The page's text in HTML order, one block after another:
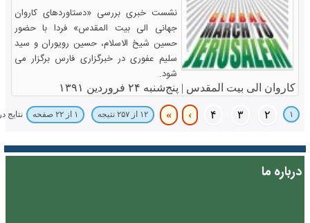
نشست خبری بررسی «دستاوردهای کاروان
جهانی الی بیت المقدس» فردا با حضور
حسین شیخ الاسلام، حسین رویوران و سید
سلیم عفوری در خبرگزاری فارس برگزار می
شود.
کاروان الی بیت المقدس | پنج‌شنبه ۲۴ فروردین ۱۳۹۱
۱ ۲ ۳ ۴ ›
» ۱۲ از ۲۵۷ نتیجه ۱ از ۲۲ صفحه نتایج
درباره ما